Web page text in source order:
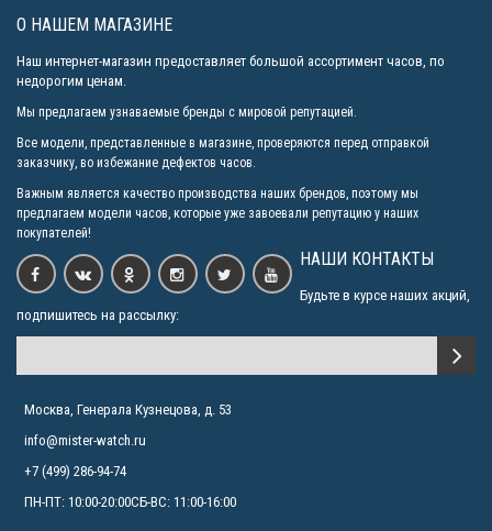
О НАШЕМ МАГАЗИНЕ
Наш интернет-магазин предоставляет большой ассортимент часов, по
недорогим ценам.
Мы предлагаем узнаваемые бренды с мировой репутацией.
Все модели, представленные в магазине, проверяются перед отправкой
заказчику, во избежание дефектов часов.
Важным является качество производства наших брендов, поэтому мы
предлагаем модели часов, которые уже завоевали репутацию у наших
покупателей!
НАШИ КОНТАКТЫ
Будьте в курсе наших акций,
подпишитесь на рассылку:
Москва, Генерала Кузнецова, д. 53
info@mister-watch.ru
+7 (499) 286-94-74
ПН-ПТ: 10:00-20:00СБ-ВС: 11:00-16:00